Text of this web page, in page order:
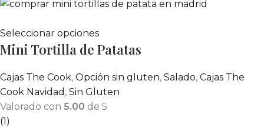
Seleccionar opciones
Mini Tortilla de Patatas
Cajas The Cook, Opción sin gluten, Salado, Cajas The
Cook Navidad , Sin Gluten
Valorado con 5.00 de 5
(1)